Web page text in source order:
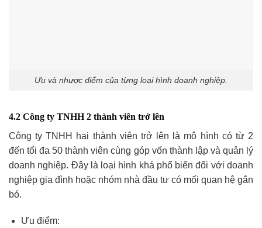
Ưu và nhược điểm của từng loại hình doanh nghiệp.
4.2 Công ty TNHH 2 thành viên trở lên
Công ty TNHH hai thành viên trở lên là mô hình có từ 2
đến tối đa 50 thành viên cùng góp vốn thành lập và quản lý
doanh nghiệp. Đây là loại hình khá phổ biến đối với doanh
nghiệp gia đình hoặc nhóm nhà đầu tư có mối quan hệ gắn
bó.
Ưu điểm: